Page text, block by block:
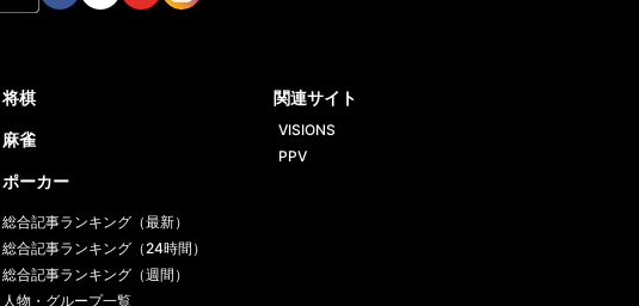
将棋
麻雀
ポーカー
総合記事ランキング（最新）
総合記事ランキング（24時間）
総合記事ランキング（週間）
人物・グループ一覧
関連サイト
VISIONS
PPV